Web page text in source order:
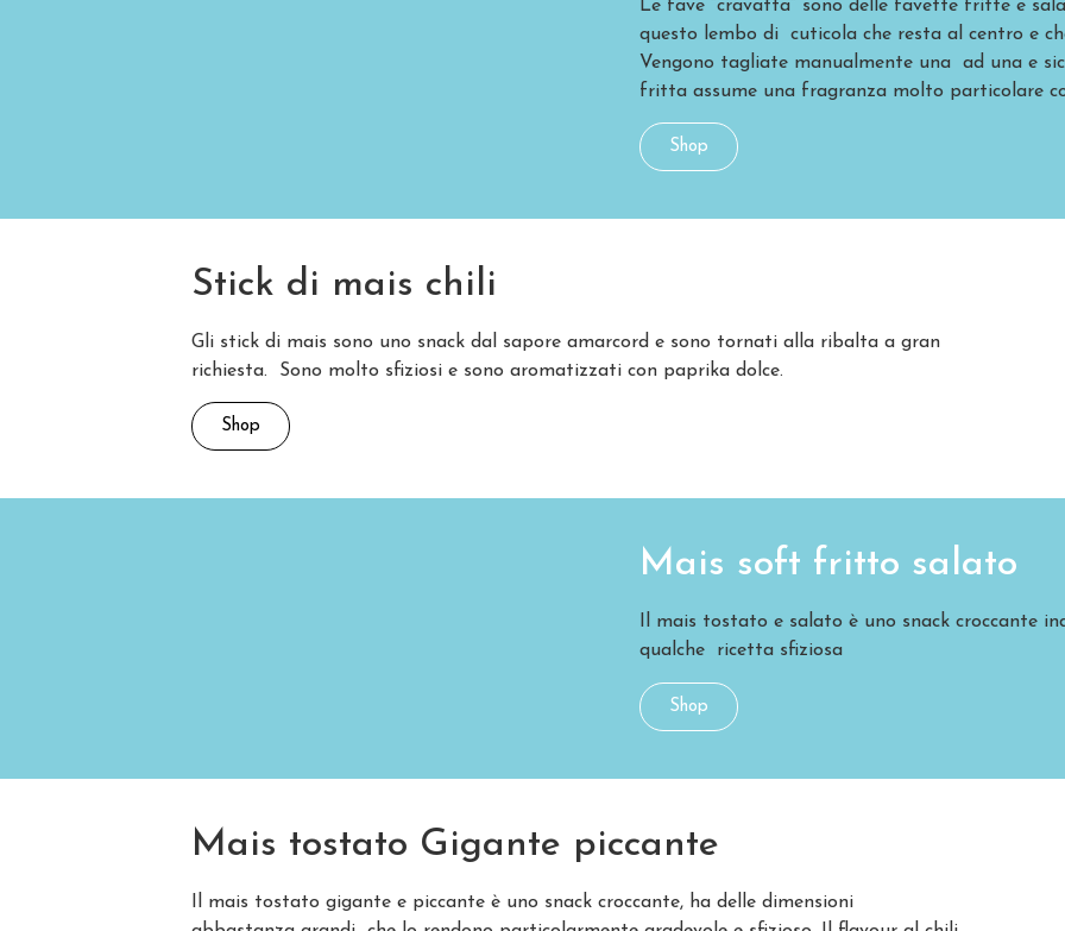
Le fave “cravatta” sono delle favette fritte e
questo lembo di cuticola che resta al centro e
Vengono tagliate manualmente una ad una e
fritta assume una fragranza molto particolare
Shop
Stick di mais chili
Gli stick di mais sono uno snack dal sapore amarcord e sono tornati alla ribalta a gran
richiesta. Sono molto sfiziosi e sono aromatizzati con paprika dolce.
Shop
Mais soft fritto salato
Il mais tostato e salato è uno snack croccante
qualche ricetta sfiziosa
Shop
Mais tostato Gigante piccante
Il mais tostato gigante e piccante è uno snack croccante, ha delle dimensioni